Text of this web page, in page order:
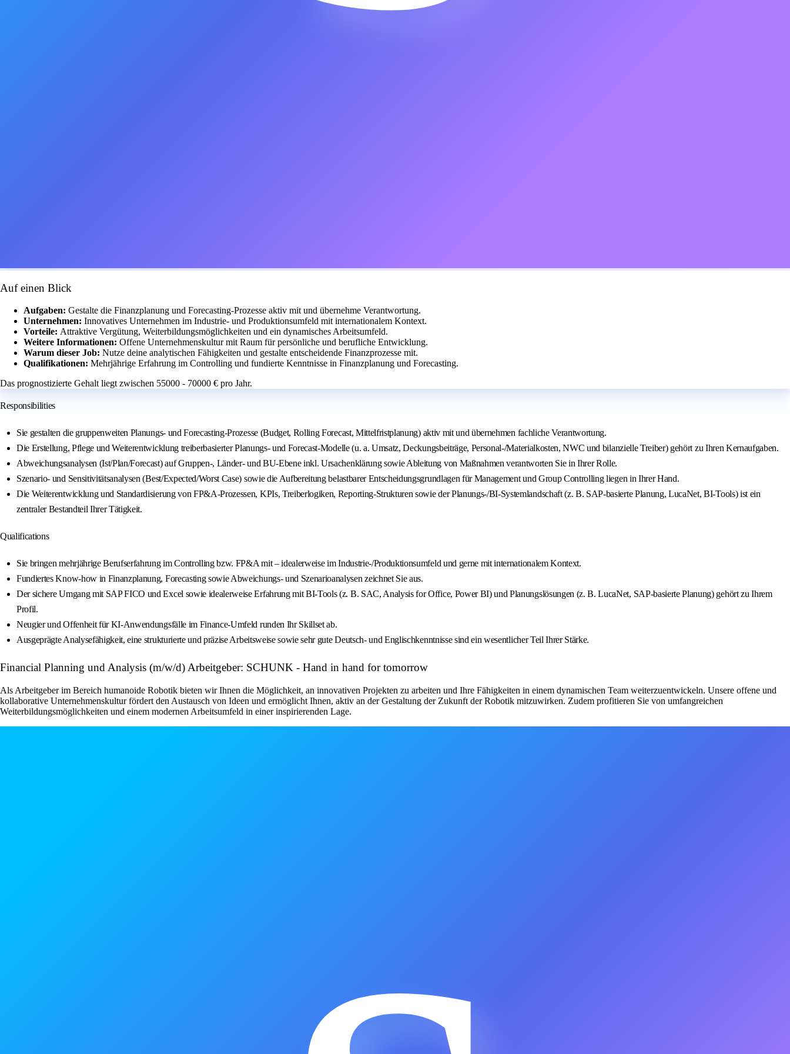
Auf einen Blick
Aufgaben: Gestalte die Finanzplanung und Forecasting-Prozesse aktiv mit und übernehme Verantwortung.
Unternehmen: Innovatives Unternehmen im Industrie- und Produktionsumfeld mit internationalem Kontext.
Vorteile: Attraktive Vergütung, Weiterbildungsmöglichkeiten und ein dynamisches Arbeitsumfeld.
Weitere Informationen: Offene Unternehmenskultur mit Raum für persönliche und berufliche Entwicklung.
Warum dieser Job: Nutze deine analytischen Fähigkeiten und gestalte entscheidende Finanzprozesse mit.
Qualifikationen: Mehrjährige Erfahrung im Controlling und fundierte Kenntnisse in Finanzplanung und Forecasting.
Das prognostizierte Gehalt liegt zwischen 55000 - 70000 € pro Jahr.
Responsibilities
Sie gestalten die gruppenweiten Planungs- und Forecasting-Prozesse (Budget, Rolling Forecast, Mittelfristplanung) aktiv mit und übernehmen fachliche Verantwortung.
Die Erstellung, Pflege und Weiterentwicklung treiberbasierter Planungs- und Forecast-Modelle (u. a. Umsatz, Deckungsbeiträge, Personal-/Materialkosten, NWC und bilanzielle Treiber) gehört zu Ihren Kernaufgaben.
Abweichungsanalysen (Ist/Plan/Forecast) auf Gruppen-, Länder- und BU-Ebene inkl. Ursachenklärung sowie Ableitung von Maßnahmen verantworten Sie in Ihrer Rolle.
Szenario- und Sensitivitätsanalysen (Best/Expected/Worst Case) sowie die Aufbereitung belastbarer Entscheidungsgrundlagen für Management und Group Controlling liegen in Ihrer Hand.
Die Weiterentwicklung und Standardisierung von FP&A-Prozessen, KPIs, Treiberlogiken, Reporting-Strukturen sowie der Planungs-/BI-Systemlandschaft (z. B. SAP-basierte Planung, LucaNet, BI-Tools) ist ein
zentraler Bestandteil Ihrer Tätigkeit.
Qualifications
Sie bringen mehrjährige Berufserfahrung im Controlling bzw. FP&A mit – idealerweise im Industrie-/Produktionsumfeld und gerne mit internationalem Kontext.
Fundiertes Know-how in Finanzplanung, Forecasting sowie Abweichungs- und Szenarioanalysen zeichnet Sie aus.
Der sichere Umgang mit SAP FICO und Excel sowie idealerweise Erfahrung mit BI-Tools (z. B. SAC, Analysis for Office, Power BI) und Planungslösungen (z. B. LucaNet, SAP-basierte Planung) gehört zu Ihrem
Profil.
Neugier und Offenheit für KI-Anwendungsfälle im Finance-Umfeld runden Ihr Skillset ab.
Ausgeprägte Analysefähigkeit, eine strukturierte und präzise Arbeitsweise sowie sehr gute Deutsch- und Englischkenntnisse sind ein wesentlicher Teil Ihrer Stärke.
Financial Planning und Analysis (m/w/d) Arbeitgeber: SCHUNK - Hand in hand for tomorrow
Als Arbeitgeber im Bereich humanoide Robotik bieten wir Ihnen die Möglichkeit, an innovativen Projekten zu arbeiten und Ihre Fähigkeiten in einem dynamischen Team weiterzuentwickeln. Unsere offene und
kollaborative Unternehmenskultur fördert den Austausch von Ideen und ermöglicht Ihnen, aktiv an der Gestaltung der Zukunft der Robotik mitzuwirken. Zudem profitieren Sie von umfangreichen
Weiterbildungsmöglichkeiten und einem modernen Arbeitsumfeld in einer inspirierenden Lage.